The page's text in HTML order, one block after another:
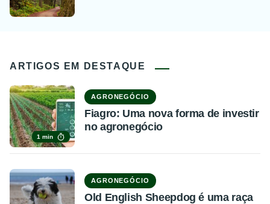
ARTIGOS EM DESTAQUE
1 min
AGRONEGÓCIO
Fiagro: Uma nova forma de investir
no agronegócio
AGRONEGÓCIO
Old English Sheepdog é uma raça